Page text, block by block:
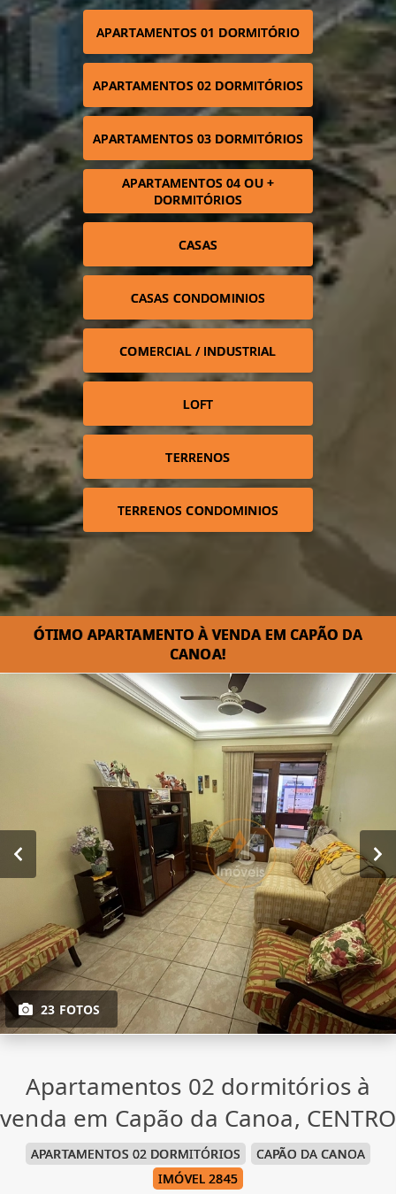
APARTAMENTOS 01 DORMITÓRIO
APARTAMENTOS 02 DORMITÓRIOS
APARTAMENTOS 03 DORMITÓRIOS
APARTAMENTOS 04 OU +
DORMITÓRIOS
CASAS
CASAS CONDOMINIOS
COMERCIAL / INDUSTRIAL
LOFT
TERRENOS
TERRENOS CONDOMINIOS
ÓTIMO APARTAMENTO À VENDA EM CAPÃO DA
CANOA!⁣
23 FOTOS
Apartamentos 02 dormitórios à
venda em Capão da Canoa, CENTRO
APARTAMENTOS 02 DORMITÓRIOS
CAPÃO DA CANOA
IMÓVEL 2845